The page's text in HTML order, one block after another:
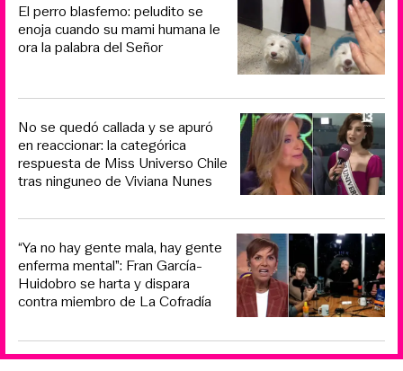
El perro blasfemo: peludito se
enoja cuando su mami humana le
ora la palabra del Señor
No se quedó callada y se apuró
en reaccionar: la categórica
respuesta de Miss Universo Chile
tras ninguneo de Viviana Nunes
“Ya no hay gente mala, hay gente
enferma mental”: Fran García-
Huidobro se harta y dispara
contra miembro de La Cofradía